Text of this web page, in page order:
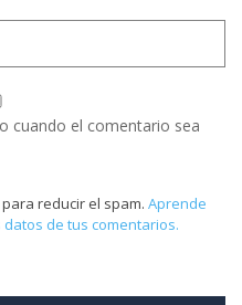
cuando el comentario sea
reducir el spam. Aprende
de tus comentarios.